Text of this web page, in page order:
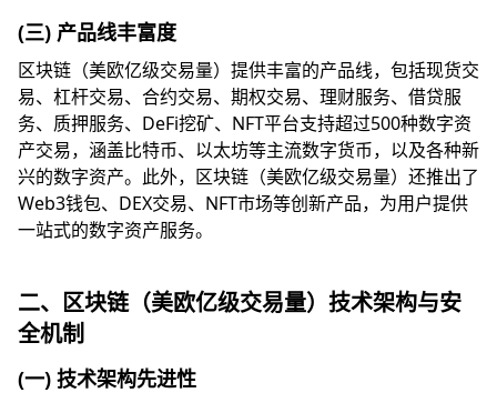
(三) 产品线丰富度
区块链（美欧亿级交易量）提供丰富的产品线，包括现货交
易、杠杆交易、合约交易、期权交易、理财服务、借贷服
务、质押服务、DeFi挖矿、NFT平台支持超过500种数字资
产交易，涵盖比特币、以太坊等主流数字货币，以及各种新
兴的数字资产。此外，区块链（美欧亿级交易量）还推出了
Web3钱包、DEX交易、NFT市场等创新产品，为用户提供
一站式的数字资产服务。
二、区块链（美欧亿级交易量）技术架构与安
全机制
(一) 技术架构先进性